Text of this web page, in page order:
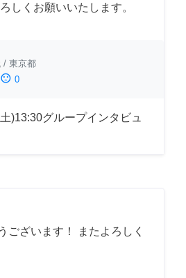
しくお願いいたします。
/ 東京都
sentiment_dissatisfied 0
)13:30グループインタビュ
ございます！ またよろしく